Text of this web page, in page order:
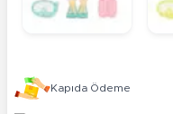
Kapıda Ödeme